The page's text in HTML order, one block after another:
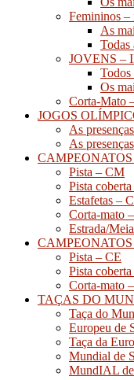
Femininos –
As
Todas
JOVENS –
Todos
Os
Corta-Mato
JOGOS
As
As
Pista – CM
Pista
Estafetas –
Corta-mato
Estrada/
Pista – CE
Pista
Corta-mato
TAÇAS DO
Taça do
Europeu de
Taça da
Mundial de
MundIAL de